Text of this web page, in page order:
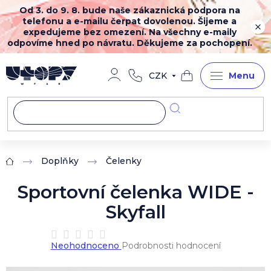
Přejít
na
obsah
Od 3. do 9. 8. bude naše zákaznická podpora na
telefonu a e-mailu čerpat dovolenou. Šijeme a
expedujeme bez omezení. Na všechny e-maily
odpovíme hned po návratu. Děkujeme za pochopení.
CZK
Nákupní
košík
Domů Doplňky Čelenky
Sportovní čelenka WIDE -
Skyfall
Průměrné
hodnocení
Neohodnoceno Podrobnosti hodnocení